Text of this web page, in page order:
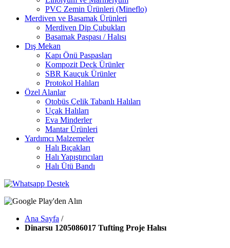
PVC Zemin Ürünleri (Mineflo)
Merdiven ve Basamak Ürünleri
Merdiven Dip Çubukları
Basamak Paspası / Halısı
Dış Mekan
Kapı Önü Paspasları
Kompozit Deck Ürünler
SBR Kauçuk Ürünler
Protokol Halıları
Özel Alanlar
Otobüs Çelik Tabanlı Halıları
Uçak Halıları
Eva Minderler
Mantar Ürünleri
Yardımcı Malzemeler
Halı Bıçakları
Halı Yapıştırıcıları
Halı Ütü Bandı
Ana Sayfa /
Dinarsu 1205086017 Tufting Proje Halısı